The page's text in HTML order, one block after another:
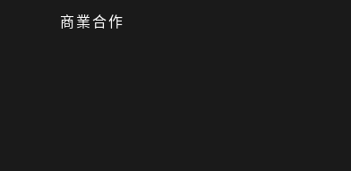
商業合作